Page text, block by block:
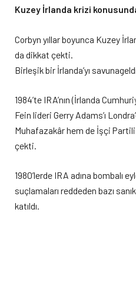
Kuzey İrlanda krizi
Corbyn yıllar boyunca Kuzey
da dikkat çekti.
Birleşik bir İrlanda’yı
1984’te IRA’nın (İrlanda
Fein lideri Gerry Adams’ı
Muhafazakâr hem de İşçi
çekti.
1980’lerde IRA adına bombalı
suçlamaları reddeden bazı
katıldı.